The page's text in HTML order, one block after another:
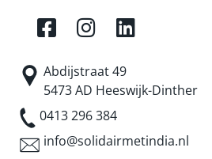
Abdijstraat 49
5473 AD Heeswijk-Dinther
0413 296 384
info@solidairmetindia.nl